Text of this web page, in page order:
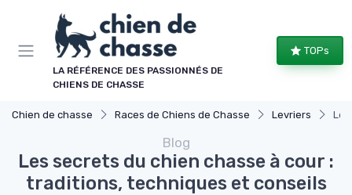
LA RÉFÉRENCE DES PASSIONNÉS DE
CHIENS DE CHASSE
TOPs
Chien de chasse Races de Chiens de Chasse Levriers
Blog
Les secrets du chien chasse à cour :
traditions, techniques et conseils
Panneau de gestion des cookies